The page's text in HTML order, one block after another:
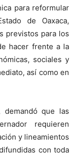
para reformular
de Oaxaca,
previstos para los
hacer frente a la
sociales y
así como en
demandó que las
requieren
y lineamientos
con toda